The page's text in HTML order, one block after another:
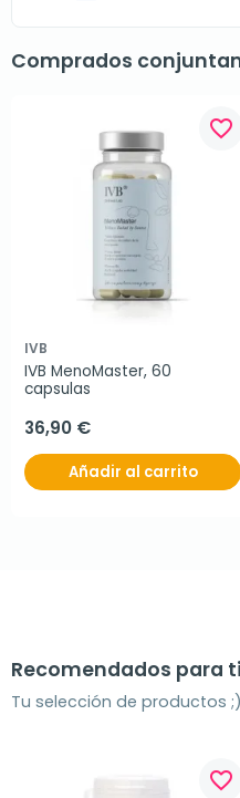
Comprados
favorite_border
IVB
IVB MenoMaster, 60
capsulas
36,90 €
Añadir al carrito
Recomendados para ti
Tu selección de productos ;)
favorite_border